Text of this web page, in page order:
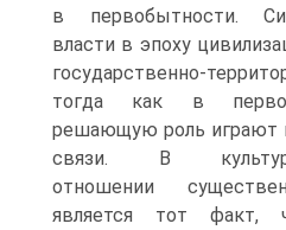
в первобытности.
власти в эпоху
государственно-
тогда как в
решающую роль играют
связи. В
отношении
является тот факт,